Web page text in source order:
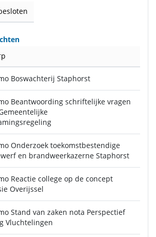
Boswachterij Staphorst
Beantwoording schriftelijke vragen
Onderzoek toekomstbestendige
en brandweerkazerne Staphorst
Reactie college op de concept
Overijssel
Stand van zaken nota Perspectief
Vluchtelingen